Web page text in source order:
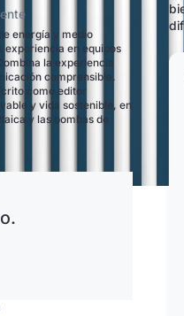
energía y medio
experiencia en equipos
la experiencia
comprensible.
como editor
y vida sostenible, en
y las bombas de